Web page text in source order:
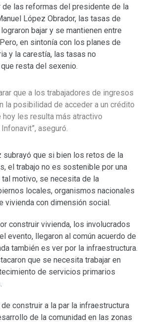
de las reformas del presidente de la
López Obrador, las tasas de
bajar y se mantienen entre
en sintonía con los planes de
y la carestía, las tasas no
resta del sexenio.
que a los trabajadores de ingresos
la posibilidad de acceder a un crédito
hoy les resulta más atractivo
aseguró.
subrayó que si bien los retos de la
el trabajo no es sostenible por una
motivo, se necesita de la
locales, organismos nacionales
vivienda con dimensión social.
construir vivienda, los involucrados
evento, llegaron al común acuerdo de
también es ver por la infraestructura.
que se necesita trabajar en
de servicios primarios
construir a la par la infraestructura
de la comunidad en las zonas